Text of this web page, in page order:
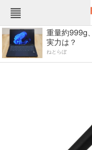
Fav-Logカテゴリー一
TOP
インテリア・収納
重量約999g
実力は？
ねとらぼ